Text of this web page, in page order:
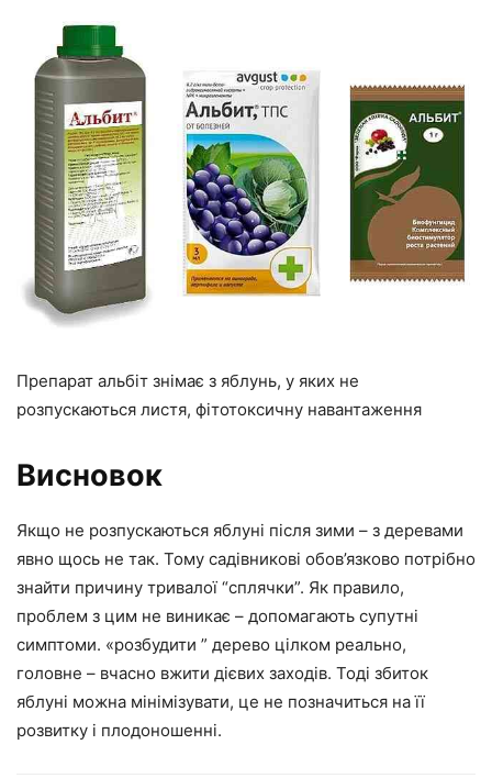
Препарат альбіт знімає з яблунь, у яких не
розпускаються листя, фітотоксичну навантаження
Висновок
Якщо не розпускаються яблуні після зими – з деревами
явно щось не так. Тому садівникові обов’язково потрібно
знайти причину тривалої “сплячки”. Як правило,
проблем з цим не виникає – допомагають супутні
симптоми. «розбудити ” дерево цілком реально,
головне – вчасно вжити дієвих заходів. Тоді збиток
яблуні можна мінімізувати, це не позначиться на її
розвитку і плодоношенні.